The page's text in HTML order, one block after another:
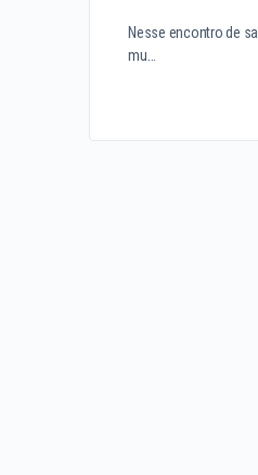
Nesse encontro de
mu…